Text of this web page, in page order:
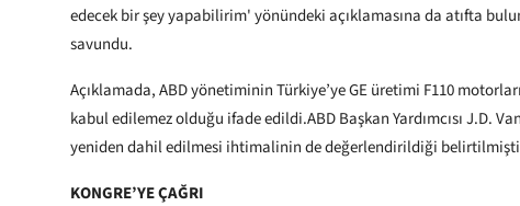
edecek bir şey yapabilirim' yönündeki açıklamasına da atıfta
savundu.
Açıklamada, ABD yönetiminin Türkiye’ye GE üretimi F110
kabul edilemez olduğu ifade edildi.ABD Başkan Yardımcısı J.D.
yeniden dahil edilmesi ihtimalinin de değerlendirildiği
KONGRE’YE ÇAĞRI